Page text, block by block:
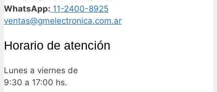
WhatsApp: 11-2400-8925
ventas@gmelectronica.com.ar
Horario de atención
Lunes a viernes de
9:30 a 17:00 hs.